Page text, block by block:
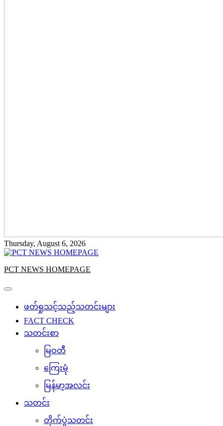
Thursday, August 6, 2026
PCT NEWS HOMEPAGE
ဖတ်ရှုသင့်သည့်သတင်းများ
FACT CHECK
သတင်းစာ
မြဝတီ
ကြေးမုံ
မြန်မာ့အလင်း
သတင်း
တိုက်ပွဲသတင်း